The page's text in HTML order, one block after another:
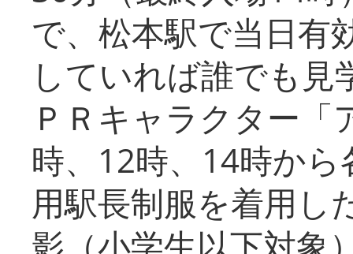
で、松本駅で当日有
していれば誰でも
ＰＲキャラクター
時、12時、14時か
用駅長制服を着用し